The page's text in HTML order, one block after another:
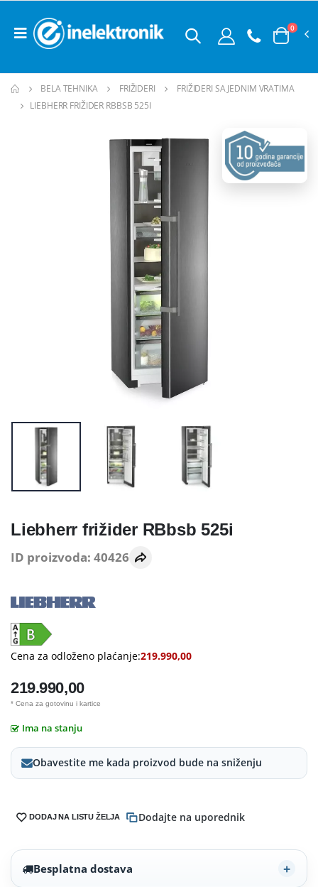
0
BELA TEHNIKA FRIŽIDERI
FRIŽIDERI SA JEDNIM VRATIMA
LIEBHERR FRIŽIDER RBBSB 525I
Liebherr frižider RBbsb 525i
ID proizvoda: 40426
Cena za odloženo plaćanje:219.990,00
219.990,00
* Cena za gotovinu i kartice
Ima na stanju
Obavestite me kada proizvod bude na sniženju
DODAJ NA LISTU ŽELJA Dodajte na uporednik
Besplatna dostava